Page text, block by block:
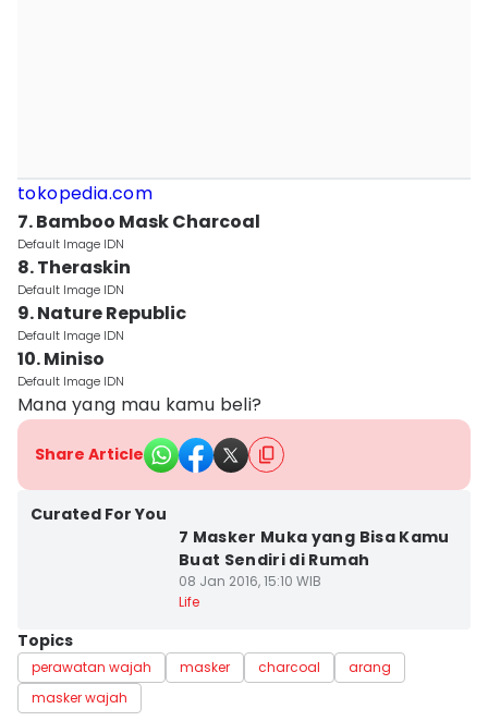
tokopedia.com
7. Bamboo Mask Charcoal
Default Image IDN
8. Theraskin
Default Image IDN
9. Nature Republic
Default Image IDN
10. Miniso
Default Image IDN
Mana yang mau kamu beli?
Share Article
Curated For You
7 Masker Muka yang Bisa Kamu
Buat Sendiri di Rumah
08 Jan 2016, 15:10 WIB
Life
Topics
perawatan wajah masker charcoal
arang
masker wajah